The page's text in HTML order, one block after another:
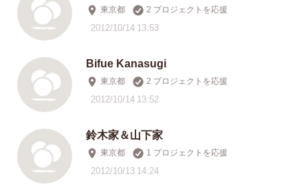
東京都 2 プロジェクトを応援
2012/10/14 13:53
Bifue Kanasugi
東京都 2 プロジェクトを応援
2012/10/14 13:52
鈴木家＆山下家
東京都 1 プロジェクトを応援
2012/10/13 14:24